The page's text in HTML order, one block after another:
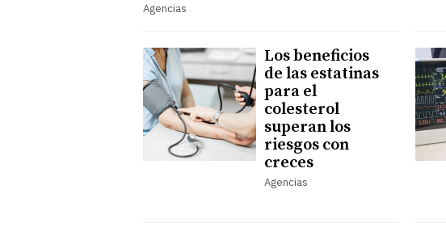
Agencias
Los beneficios
de las estatinas
para el
colesterol
superan los
riesgos con
creces
Agencias